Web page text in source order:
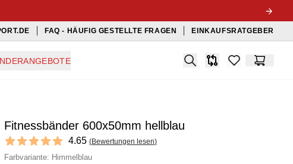
FAQ - HÄUFIG GESTELLTE FRAGEN EINKAUFSRATGEBER
Search
Produkt-items in
Fitnessbänder 600x50mm hellblau
Reviews
4.65 out of 5 stars 4.65 (Bewertungen lesen)
Farbvariante: Himmelblau